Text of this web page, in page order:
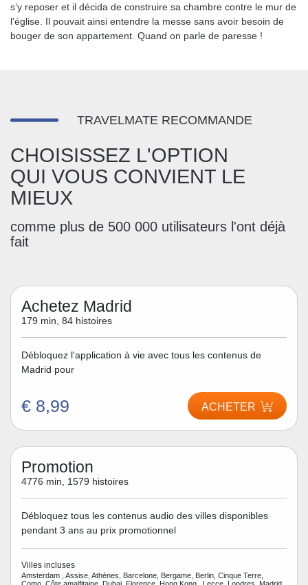
s’y reposer et il décida de construire sa chambre contre le mur de
l’église. Il pouvait ainsi entendre la messe sans avoir besoin de
bouger de son appartement. Quand on parle de paresse !
TRAVELMATE RECOMMANDE
CHOISISSEZ L'OPTION
QUI VOUS CONVIENT LE
MIEUX
comme plus de 500 000 utilisateurs l'ont déjà
fait
Achetez Madrid
179 min, 84 histoires
Débloquez l'application à vie avec tous les contenus de
Madrid pour
€ 8,99 ACHETER
Promotion
4776 min, 1579 histoires
Débloquez tous les contenus audio des villes disponibles
pendant 3 ans au prix promotionnel
Villes incluses
Amsterdam , Assise, Athènes, Barcelone, Bergame, Berlin, Cinque Terre,
Como, Côte amalfitaine, Dubai, Florence, Hong Kong , Lecce, Londres, Madrid,